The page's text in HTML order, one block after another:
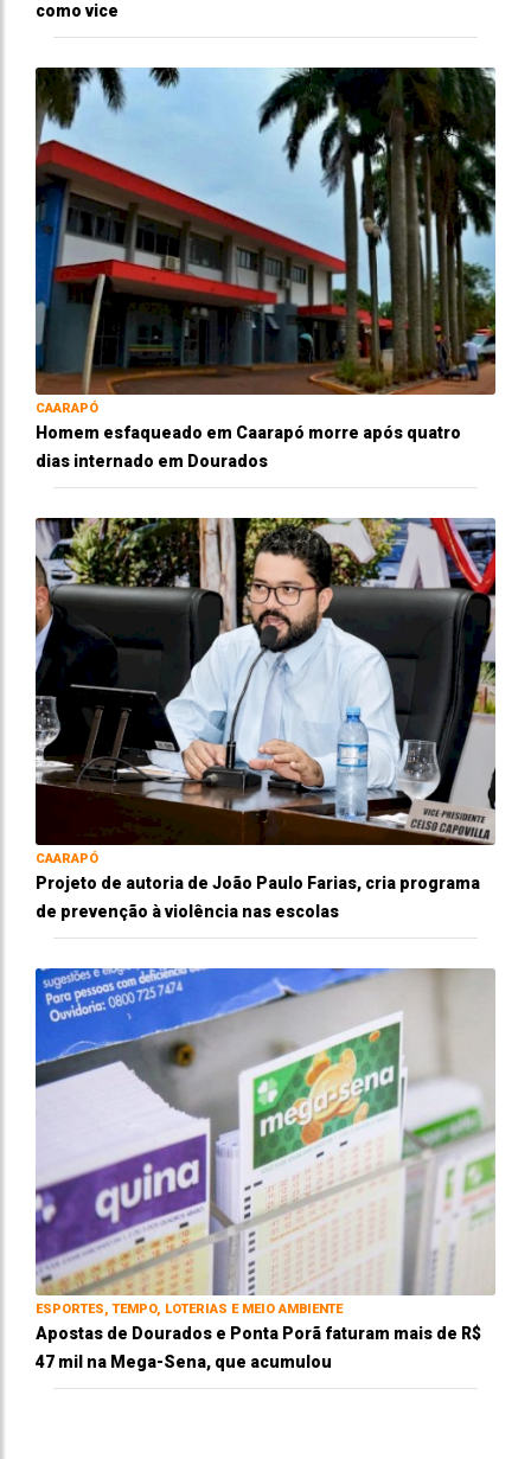
como vice
CAARAPÓ
Homem esfaqueado em Caarapó morre após quatro
dias internado em Dourados
CAARAPÓ
Projeto de autoria de João Paulo Farias, cria programa
de prevenção à violência nas escolas
ESPORTES, TEMPO, LOTERIAS E MEIO AMBIENTE
Apostas de Dourados e Ponta Porã faturam mais de R$
47 mil na Mega-Sena, que acumulou